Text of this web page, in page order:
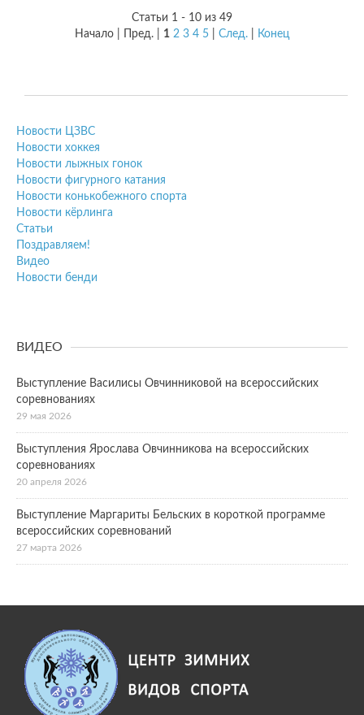
Статьи 1 - 10 из 49
Начало | Пред. | 1 2 3 4 5 След. Конец
Новости ЦЗВС
Новости хоккея
Новости лыжных гонок
Новости фигурного катания
Новости конькобежного спорта
Новости кёрлинга
Статьи
Поздравляем!
Видео
Новости бенди
ВИДЕО
Выступление Василисы Овчинниковой на всероссийских
соревнованиях
29 мая 2026
Выступления Ярослава Овчинникова на всероссийских
соревнованиях
20 апреля 2026
Выступление Маргариты Бельских в короткой программе
всероссийских соревнований
27 марта 2026